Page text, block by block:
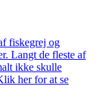
fiskegrej og
Langt de fleste af
ikke skulle
her for at se